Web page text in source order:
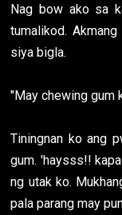
Nag bow ako sa
tumalikod.
siya bigla.
"May chewing gum
Tiningnan ko ang
gum. 'haysss!!
ng utak ko.
pala parang may